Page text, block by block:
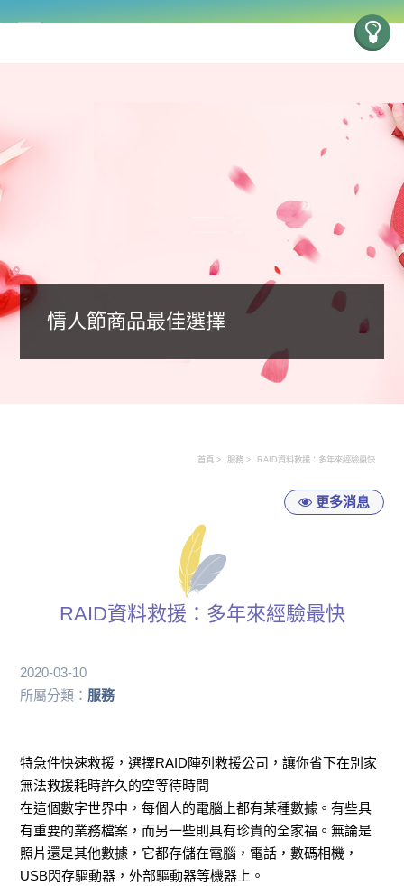
情人節商品最佳選擇
首頁 服務 RAID資料救援：多年來經驗最快
更多消息
RAID資料救援：多年來經驗最快
2020-03-10
所屬分類： 服務
特急件快速救援，選擇RAID陣列救援公司，讓你省下在別家
無法救援耗時許久的空等待時間
在這個數字世界中，每個人的電腦上都有某種數據。有些具
有重要的業務檔案，而另一些則具有珍貴的全家福。無論是
照片還是其他數據，它都存儲在電腦，電話，數碼相機，
USB閃存驅動器，外部驅動器等機器上。